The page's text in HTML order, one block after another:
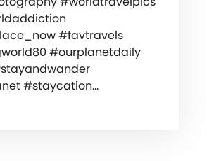
#favtravels
#ourplanetdaily
#staycation…